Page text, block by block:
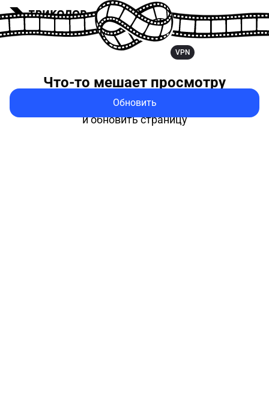
VPN
Что-то мешает просмотру
Попробуйте выключить VPN
и обновить страницу
Обновить